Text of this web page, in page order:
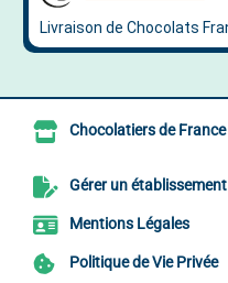
Chocolatiers de France
Gérer un établissement
Mentions Légales
Politique de Vie Privée